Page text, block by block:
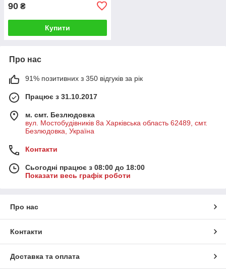
90 ₴
Купити
Про нас
91% позитивних з 350 відгуків за рік
Працює з 31.10.2017
м. смт. Безлюдовка
вул. Мостобудівників 8а Харківська область 62489, смт.
Безлюдовка, Україна
Контакти
Сьогодні працює з 08:00 до 18:00
Показати весь графік роботи
Про нас
Контакти
Доставка та оплата